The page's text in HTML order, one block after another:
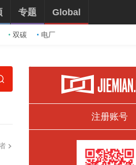
双碳 电厂
专题 Global
注册账号